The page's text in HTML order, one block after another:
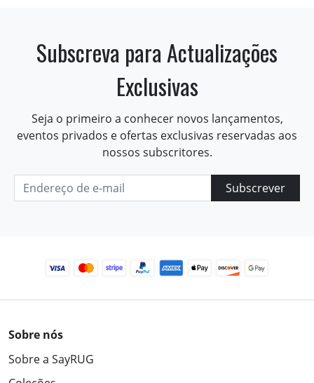
Subscreva para Actualizações
Exclusivas
Seja o primeiro a conhecer novos lançamentos,
eventos privados e ofertas exclusivas reservadas aos
nossos subscritores.
Subscrever
Sobre nós
Sobre a SayRUG